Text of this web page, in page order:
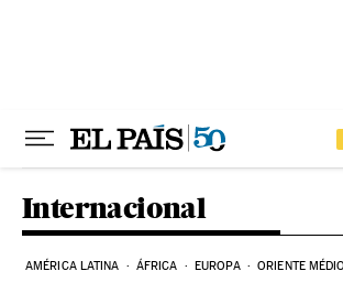
Internacional
AMÉRICA LATINA ÁFRICA EUROPA ORIENTE MÉDIO